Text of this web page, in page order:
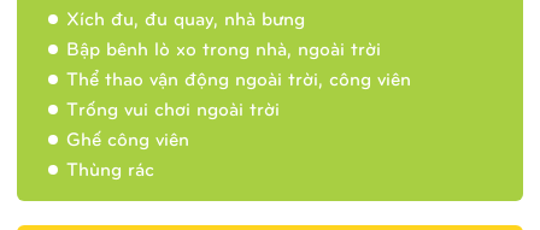
Xích đu, đu quay, nhà bưng
Bập bênh lò xo trong nhà, ngoài trời
Thể thao vận động ngoài trời, công viên
Trống vui chơi ngoài trời
Ghế công viên
Thùng rác